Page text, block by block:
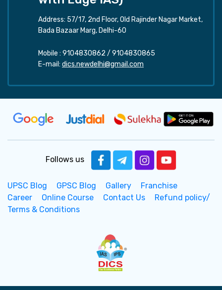
Address: 57/17, 2nd Floor, Old Rajinder Nagar Market,
Bada Bazaar Marg, Delhi-60
Mobile : 9104830862 / 9104830865
E-mail: dics.newdelhi@gmail.com
Follows us
UPSC Blog GPSC Blog Gallery
Franchise
Career
Online Course Contact Us
Refund policy/
Terms & Conditions